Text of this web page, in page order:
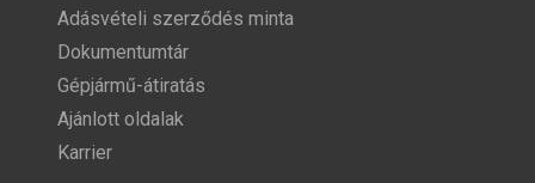
Adásvételi szerződés minta
Dokumentumtár
Gépjármű-átiratás
Ajánlott oldalak
Karrier